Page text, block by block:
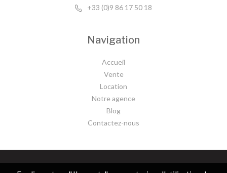
+33 (0)9 86 17 50 18
Navigation
Accueil
Vente
Location
Notre agence
Blog
Contactez-nous